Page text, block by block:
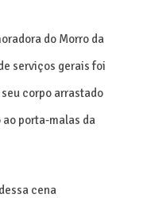
do Morro da
serviços gerais foi
corpo arrastado
ao porta-malas da
cena